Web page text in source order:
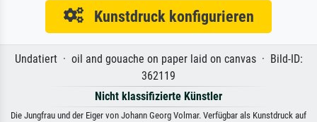
Kunstdruck konfigurieren
Undatiert · oil and gouache on paper laid on canvas · Bild-ID:
362119
Nicht klassifizierte Künstler
Die Jungfrau und der Eiger von Johann Georg Volmar. Verfügbar als Kunstdruck auf